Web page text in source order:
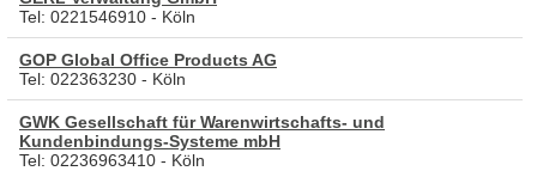
Tel: 0221546910 - Köln
GOP Global Office Products AG
Tel: 022363230 - Köln
GWK Gesellschaft für Warenwirtschafts- und
Kundenbindungs-Systeme mbH
Tel: 02236963410 - Köln